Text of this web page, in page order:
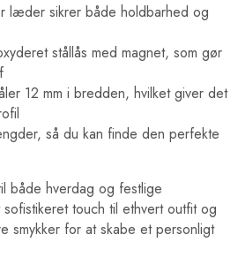
læder sikrer både holdbarhed og
stållås med magnet, som gør
12 mm i bredden, hvilket giver det
så du kan finde den perfekte
både hverdag og festlige
touch til ethvert outfit og
smykker for at skabe et personligt